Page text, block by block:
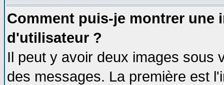
Comment puis-je montrer une
d'utilisateur ?
Il peut y avoir deux images sous
des messages. La première est